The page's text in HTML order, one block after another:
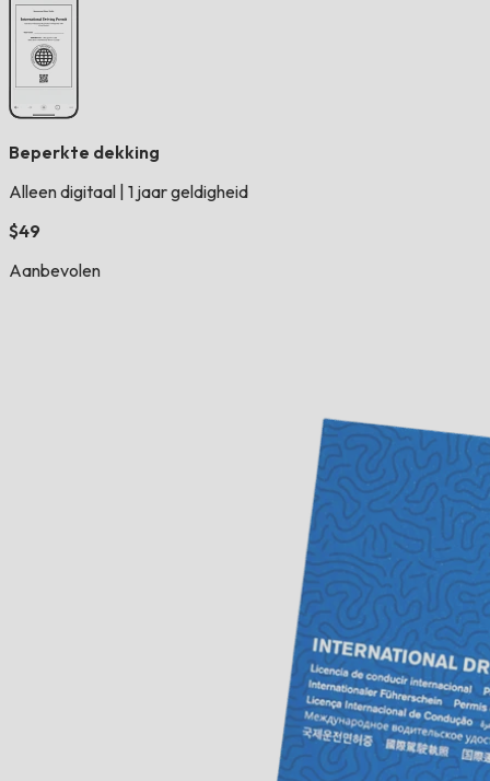
Beperkte dekking
Alleen digitaal 1 jaar geldigheid
$49
Aanbevolen